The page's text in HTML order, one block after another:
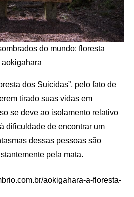
do mundo: floresta
aokigahara
dos Suicidas”, pelo fato de
tirado suas vidas em
se deve ao isolamento relativo
dificuldade de encontrar um
dessas pessoas são
pela mata.
aokigahara-a-floresta-